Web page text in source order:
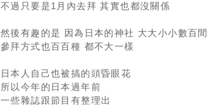
不過只要是1月內去拜 其實也都沒關係
然後有趣的是 因為日本的神社 大大小小數百間
參拜方式也百百種 都不大一樣
日本人自己也被搞的頭昏眼花
所以今年的日本過年前
一些雜誌跟節目有整理出